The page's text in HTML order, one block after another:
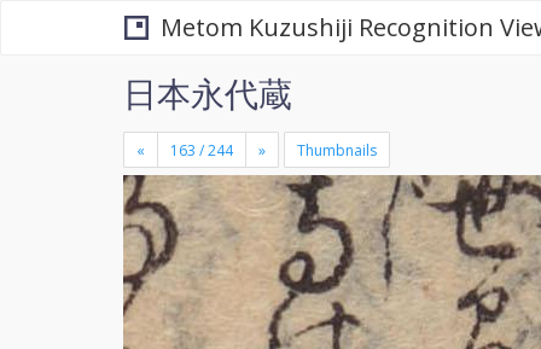
Metom Kuzushiji Recognition
日本永代蔵
« » Thumbnails
+
-